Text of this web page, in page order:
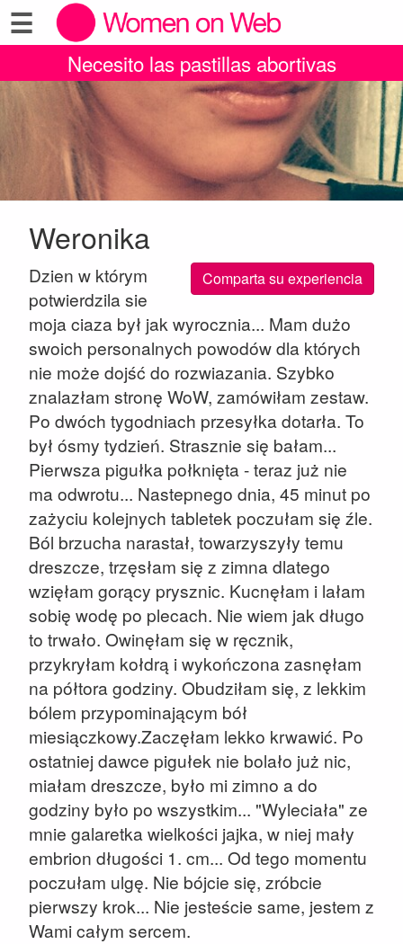
☰
Necesito las pastillas abortivas
Weronika
Comparta su experiencia
Dzien w którym
potwierdzila sie
moja ciaza był jak wyrocznia... Mam dużo
swoich personalnych powodów dla których
nie może dojść do rozwiazania. Szybko
znalazłam stronę WoW, zamówiłam zestaw.
Po dwóch tygodniach przesyłka dotarła. To
był ósmy tydzień. Strasznie się bałam...
Pierwsza pigułka połknięta - teraz już nie
ma odwrotu... Nastepnego dnia, 45 minut po
zażyciu kolejnych tabletek poczułam się źle.
Ból brzucha narastał, towarzyszyły temu
dreszcze, trzęsłam się z zimna dlatego
wzięłam gorący prysznic. Kucnęłam i lałam
sobię wodę po plecach. Nie wiem jak długo
to trwało. Owinęłam się w ręcznik,
przykryłam kołdrą i wykończona zasnęłam
na półtora godziny. Obudziłam się, z lekkim
bólem przypominającym bół
miesiączkowy.Zaczęłam lekko krwawić. Po
ostatniej dawce pigułek nie bolało już nic,
miałam dreszcze, było mi zimno a do
godziny było po wszystkim... "Wyleciała" ze
mnie galaretka wielkości jajka, w niej mały
embrion długości 1. cm... Od tego momentu
poczułam ulgę. Nie bójcie się, zróbcie
pierwszy krok... Nie jesteście same, jestem z
Wami całym sercem.